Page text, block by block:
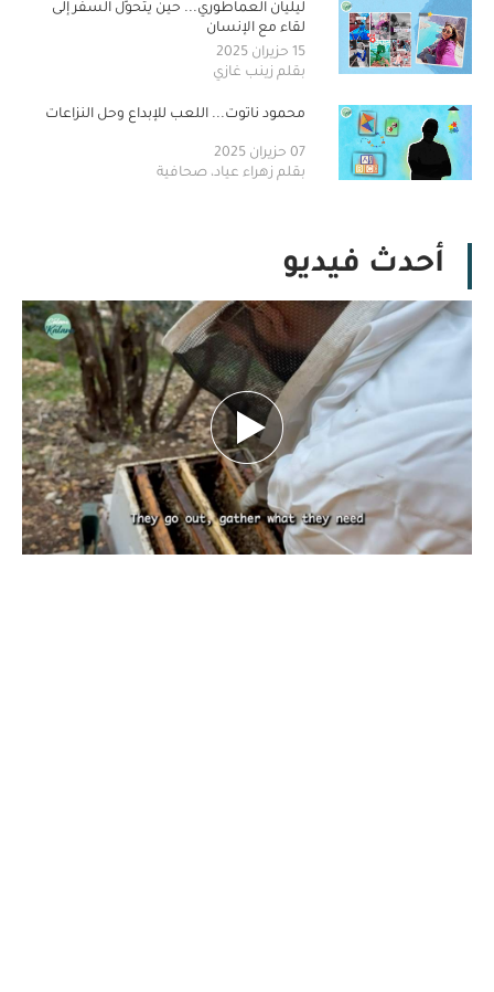
ليليان العماطوري... حين يتحوّل السفر إلى
لقاء مع الإنسان
15 حزيران 2025
بقلم زينب غازي
محمود ناتوت... اللعب للإبداع وحل النزاعات
07 حزيران 2025
بقلم زهراء عياد، صحافية
أحدث فيديو